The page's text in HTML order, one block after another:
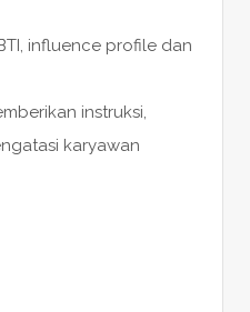
influence profile dan
instruksi,
karyawan